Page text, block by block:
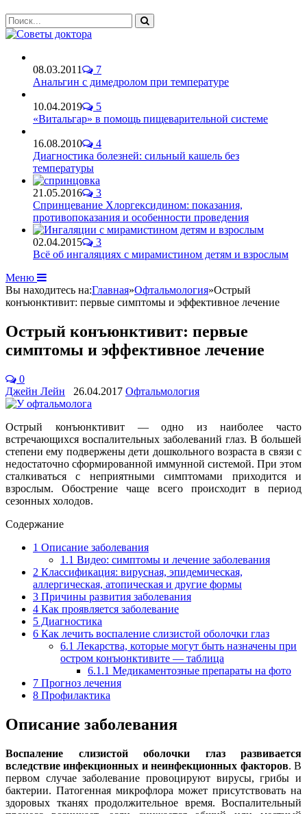
08.03.2011
7
Анальгин с димедролом при температуре
10.04.2019
5
«Витальгар» в помощь пищеварительной системе
16.08.2010
4
Диагностика болезней: сильный кашель без
температуры
21.05.2016
3
Спринцевание Хлоргексидином: показания,
противопоказания и особенности проведения
02.04.2015
3
Всё об ингаляциях с мирамистином детям и взрослым
Меню
Вы находитесь на:Главная»Офтальмология»Острый
конъюнктивит: первые симптомы и эффективное лечение
Острый конъюнктивит: первые
симптомы и эффективное лечение
0
Джейн Лейн
26.04.2017 Офтальмология
Острый конъюнктивит — одно из наиболее часто
встречающихся воспалительных заболеваний глаз. В большей
степени ему подвержены дети дошкольного возраста в связи с
недостаточно сформированной иммунной системой. При этом
сталкиваться с неприятными симптомами приходится и
взрослым. Обострение чаще всего происходит в период
сезонных холодов.
Содержание
1 Описание заболевания
1.1 Видео: симптомы и лечение заболевания
2 Классификация: вирусная, эпидемическая,
аллергическая, атопическая и другие формы
3 Причины развития заболевания
4 Как проявляется заболевание
5 Диагностика
6 Как лечить воспаление слизистой оболочки глаз
6.1 Лекарства, которые могут быть назначены при
остром конъюнктивите — таблица
6.1.1 Медикаментозные препараты на фото
7 Прогноз лечения
8 Профилактика
Описание заболевания
Воспаление слизистой оболочки глаз развивается
вследствие инфекционных и неинфекционных факторов. В
первом случае заболевание провоцируют вирусы, грибы и
бактерии. Патогенная микрофлора может присутствовать на
здоровых тканях продолжительное время. Воспалительный